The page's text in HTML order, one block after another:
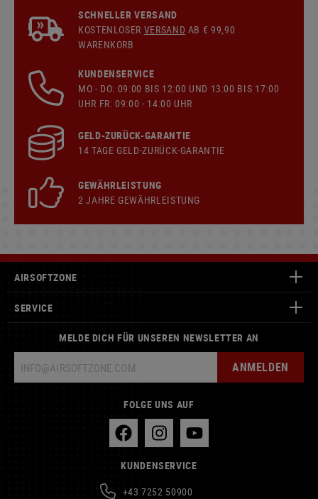
SCHNELLER VERSAND
KOSTENLOSER VERSAND AB € 99,90
WARENKORB
KUNDENSERVICE
MO - DO: 09:00 BIS 12:00 UND 13:00 BIS 17:00
UHR FR: 09:00 - 14:00 UHR
GELD-ZURÜCK-GARANTIE
14 TAGE GELD-ZURÜCK-GARANTIE
GEWÄHRLEISTUNG
2 JAHRE GEWÄHRLEISTUNG
AIRSOFTZONE
SERVICE
MELDE DICH FÜR UNSEREN NEWSLETTER AN
ANMELDEN
FOLGE UNS AUF
KUNDENSERVICE
+43 7252 50900